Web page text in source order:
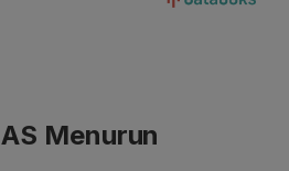
Menurun